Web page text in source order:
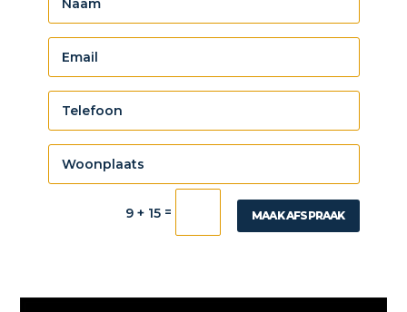
9 + 15= MAAK AFSPRAAK